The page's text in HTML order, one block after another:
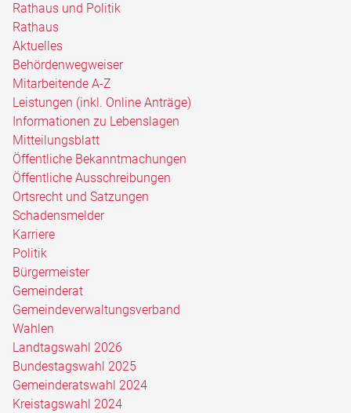
Rathaus und Politik
Rathaus
Aktuelles
Behördenwegweiser
Mitarbeitende A-Z
Leistungen (inkl. Online Anträge)
Informationen zu Lebenslagen
Mitteilungsblatt
Öffentliche Bekanntmachungen
Öffentliche Ausschreibungen
Ortsrecht und Satzungen
Schadensmelder
Karriere
Politik
Bürgermeister
Gemeinderat
Gemeindeverwaltungsverband
Wahlen
Landtagswahl 2026
Bundestagswahl 2025
Gemeinderatswahl 2024
Kreistagswahl 2024